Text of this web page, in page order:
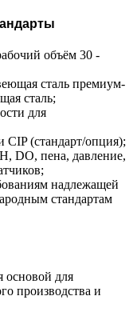
объём 30 -
сталь премиум-
сталь;
для
CIP (стандарт/опция);
DO, пена, давление,
надлежащей
стандартам
для
производства и